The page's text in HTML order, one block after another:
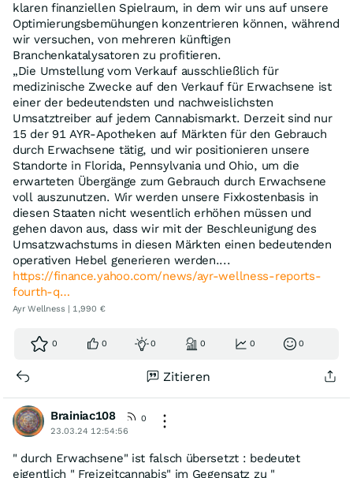
klaren finanziellen Spielraum, in dem wir uns auf unsere
Optimierungsbemühungen konzentrieren können, während
wir versuchen, von mehreren künftigen
Branchenkatalysatoren zu profitieren.
„Die Umstellung vom Verkauf ausschließlich für
medizinische Zwecke auf den Verkauf für Erwachsene ist
einer der bedeutendsten und nachweislichsten
Umsatztreiber auf jedem Cannabismarkt. Derzeit sind nur
15 der 91 AYR-Apotheken auf Märkten für den Gebrauch
durch Erwachsene tätig, und wir positionieren unsere
Standorte in Florida, Pennsylvania und Ohio, um die
erwarteten Übergänge zum Gebrauch durch Erwachsene
voll auszunutzen. Wir werden unsere Fixkostenbasis in
diesen Staaten nicht wesentlich erhöhen müssen und
gehen davon aus, dass wir mit der Beschleunigung des
Umsatzwachstums in diesen Märkten einen bedeutenden
operativen Hebel generieren werden....
https://finance.yahoo.com/news/ayr-wellness-reports-
fourth-q…
Ayr Wellness | 1,990 €
0 0 0 0 0 0
Zitieren
Brainiac108
0
23.03.24 12:54:56
" durch Erwachsene" ist falsch übersetzt : bedeutet
eigentlich " Freizeitcannabis" im Gegensatz zu "